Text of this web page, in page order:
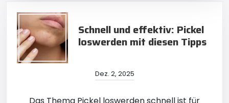
Schnell und effektiv: Pickel
loswerden mit diesen Tipps
Dez. 2, 2025